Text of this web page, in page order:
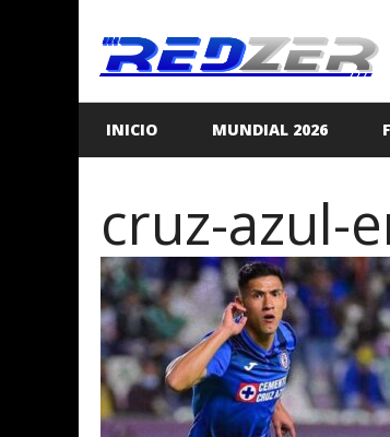
contenido
INICIO MUNDIAL 2026
cruz-azul-